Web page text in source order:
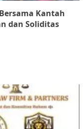
Kantah
dan Soliditas